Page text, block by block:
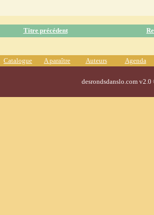
Titre précédent
Catalogue A paraître Auteurs Agenda
desrondsdanslo.com